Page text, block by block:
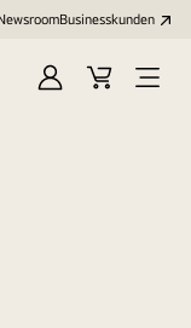
Businesskunden
AnmeldenWarenkorb
Menü